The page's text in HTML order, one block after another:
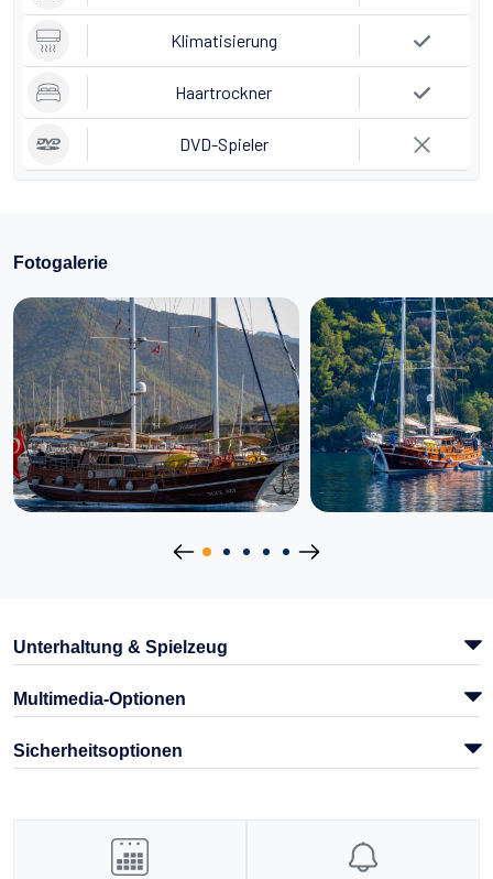
Klimatisierung
Haartrockner
DVD-Spieler
Fotogalerie
Unterhaltung & Spielzeug
Multimedia-Optionen
Sicherheitsoptionen